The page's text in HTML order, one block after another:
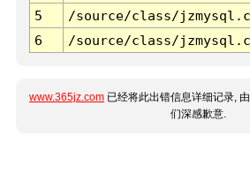
5
/source/class/
6
/source/class/
www.365jz.com 已经将此出错信息详细记录,
们深感歉意.